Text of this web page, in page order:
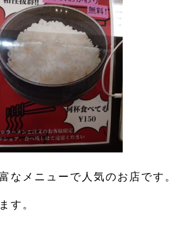
メニューで人気のお店です。
す。